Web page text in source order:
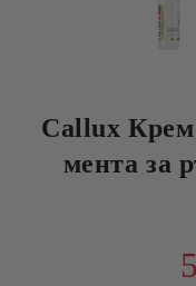
Callux
мента за